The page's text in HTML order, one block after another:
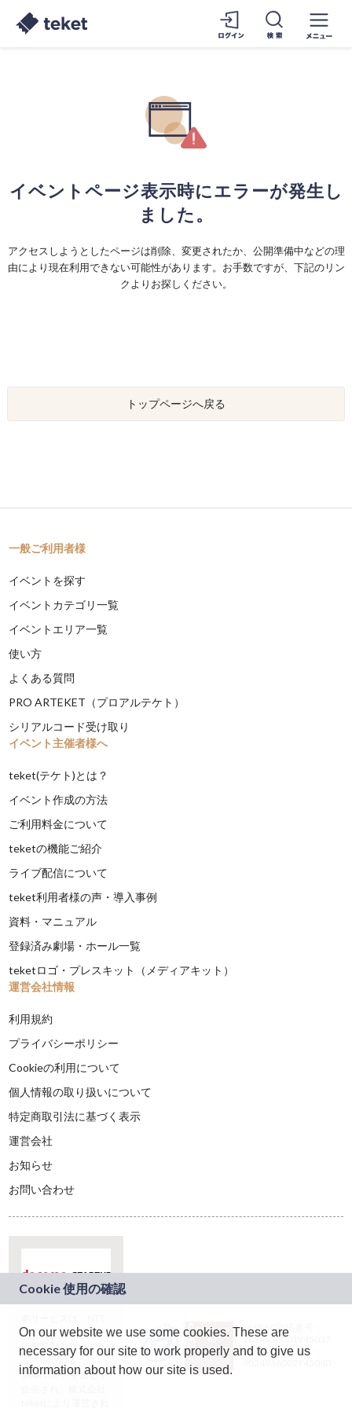
イベントページ表示時にエラーが発生し
ました。
アクセスしようとしたページは削除、変更されたか、公開準備中などの理
由により現在利用できない可能性があります。お手数ですが、下記のリン
クよりお探しください。
トップページへ戻る
一般ご利用者様
イベントを探す
イベントカテゴリ一覧
イベントエリア一覧
使い方
よくある質問
PRO ARTEKET（プロアルテケト）
シリアルコード受け取り
イベント主催者様へ
teket(テケト)とは？
イベント作成の方法
ご利用料金について
teketの機能ご紹介
ライブ配信について
teket利用者様の声・導入事例
資料・マニュアル
登録済み劇場・ホール一覧
teketロゴ・プレスキット（メディアキット）
運営会社情報
利用規約
プライバシーポリシー
Cookieの利用について
個人情報の取り扱いについて
特定商取引法に基づく表示
運営会社
お知らせ
お問い合わせ
ドコモグループの新
規事業創出プログラ
ム「docomo
STARTUP」を通じて
JASRAC許諾番号：
9024936001Y45037
JASRAC許諾番号：
On our website we use some cookies. These are
necessary for our site to work properly and to give us
information about how our site is used.